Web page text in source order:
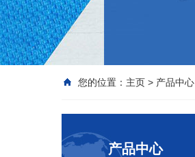
您的位置： 主页 > 产品中心
产品中心